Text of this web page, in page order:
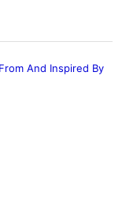
And Inspired By